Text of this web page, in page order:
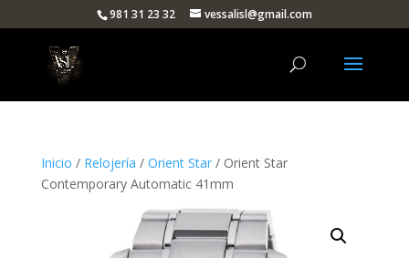
981 31 23 32 vessalisl@gmail.com
Inicio / Relojería / Orient Star/ Orient Star
Contemporary Automatic 41mm